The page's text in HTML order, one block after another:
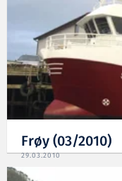
Frøy (03/2010)
29.03.2010